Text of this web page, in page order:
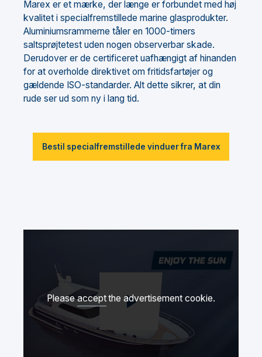
Marex er et mærke, der længe er forbundet med høj
kvalitet i specialfremstillede marine glasprodukter.
Aluminiumsrammerne tåler en 1000-timers
saltsprøjtetest uden nogen observerbar skade.
Derudover er de certificeret uafhængigt af hinanden
for at overholde direktivet om fritidsfartøjer og
gældende ISO-standarder. Alt dette sikrer, at din
rude ser ud som ny i lang tid.
Bestil specialfremstillede vinduer fra Marex
Please accept the advertisement cookie.
Afspil video